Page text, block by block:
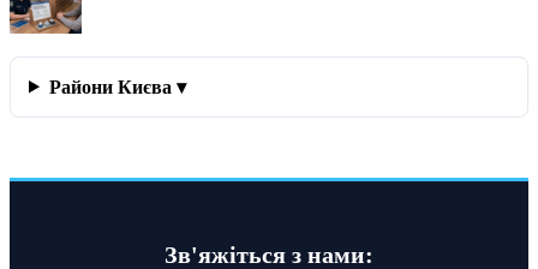
Райони Києва ▾
Зв'яжіться з нами: